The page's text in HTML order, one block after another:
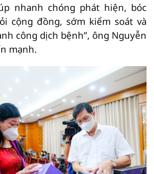
nhanh chóng phát hiện, bóc
cộng đồng, sớm kiểm soát và
công dịch bệnh”, ông Nguyễn
mạnh.